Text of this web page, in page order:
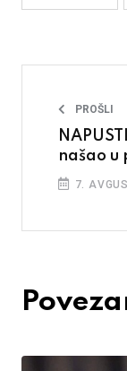
PROŠLI
našao u
7.